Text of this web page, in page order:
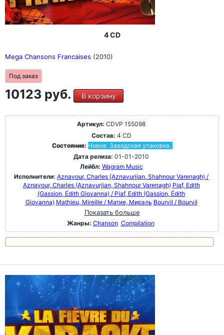
4 CD
Mega Chansons Francaises (2010)
Под заказ
10123 руб. В корзину
Артикул: CDVP 155098
Состав: 4 CD
Состояние: Новое. Заводская упаковка.
Дата релиза: 01-01-2010
Лейбл: Wagram Music
Исполнители: Aznavour, Charles (Aznavurjian, Shahnour Varenagh) /
Aznavour, Charles (Aznavurjian, Shahnour Varenagh) Piaf, Edith
(Gassion, Édith Giovanna) / Piaf, Edith (Gassion, Édith
Giovanna) Mathieu, Mireille / Матие, Мирэль Bourvil / Bourvil
Показать больше
Жанры: Chanson Compilation